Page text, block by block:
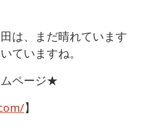
は、まだ晴れています
ていますね。
ムページ★
】